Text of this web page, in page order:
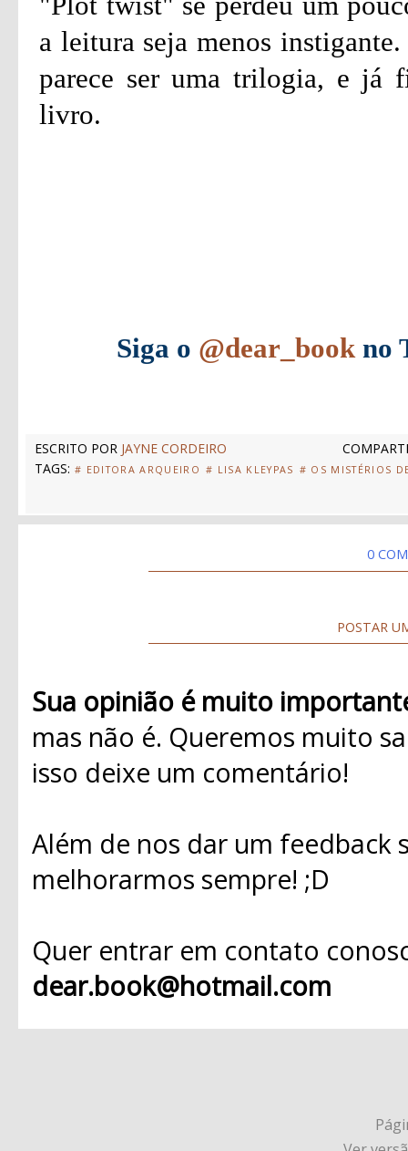
a leitura seja menos
parece ser uma trilogia, e já
livro.
Siga o @dear_book no
ESCRITO POR JAYNE CORDEIRO
TAGS: # EDITORA ARQUEIRO # LISA KLEYPAS # OS MISTÉRIOS
0
POSTAR
Sua opinião é muito
mas não é. Queremos muito
isso deixe um comentário!
Além de nos dar um
melhorarmos sempre! ;D
Quer entrar em contato
dear.book@hotmail.com